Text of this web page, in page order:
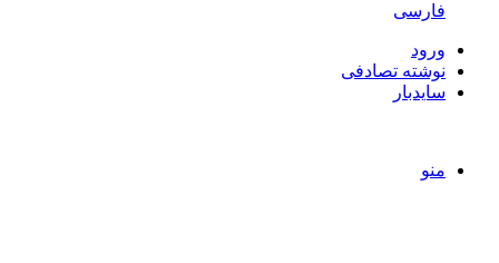
فارسی
ورود
نوشته تصادفی
سایدبار
منو